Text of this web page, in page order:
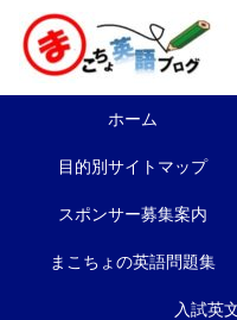
ホーム
目的別サイトマップ
スポンサー募集案内
まこちょの英語問題集
入試英